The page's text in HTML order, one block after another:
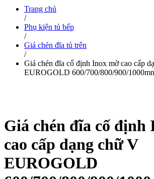
Trang chủ
/
Phụ kiện tủ bếp
/
Giá chén đĩa tủ trên
/
Giá chén đĩa cố định Inox mờ cao cấp
EUROGOLD 600/700/800/900/
Giá chén đĩa cố định
cao cấp dạng chữ V
EUROGOLD